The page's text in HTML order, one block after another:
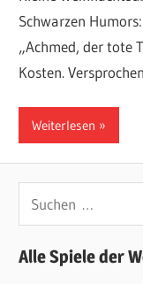
Schwarzen
„Achmed, der tote
Kosten.
Weiterlesen
Alle Spiele der